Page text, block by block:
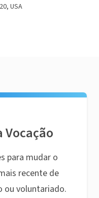
USA
Vocação
para mudar o
recente de
ou voluntariado.